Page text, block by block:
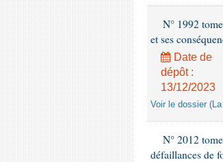
N° 1992
et ses
Date de
dépôt :
13/12/2023
Voir le dossier
N° 2012
défaillances de